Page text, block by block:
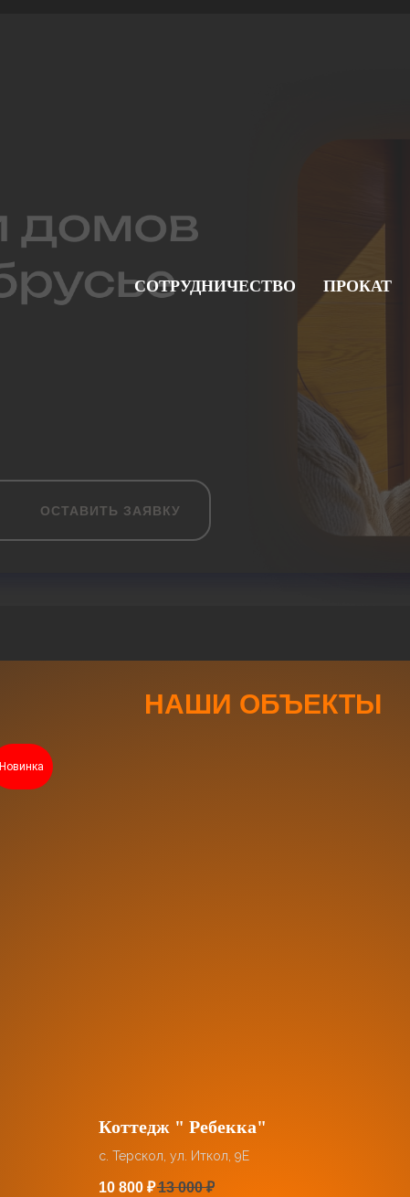
СОТРУДНИЧЕСТВО ПРОКАТ
ОСТАВИТЬ ЗАЯВКУ
НАШИ ОБЪЕКТЫ
Новинка
Коттедж " Ребекка"
с. Терскол, ул. Иткол, 9Е
10 800 ₽13 000 ₽